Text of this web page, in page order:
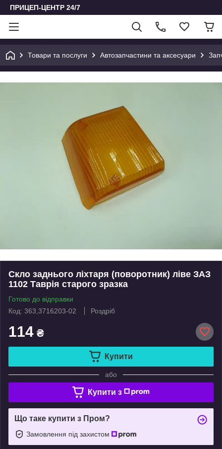
ПРИЦЕП-ЦЕНТР 24/7
Товари та послуги Автозапчастини та аксесуари
Скло заднього ліхтаря (поворотник) ліве ЗАЗ
1102 Таврія старого зразка
Готово до відправки
Код: 363,3716203-02
Роздріб
114 ₴
Купити
або
Купити з
Що таке купити з Пром?
Замовлення під захистом